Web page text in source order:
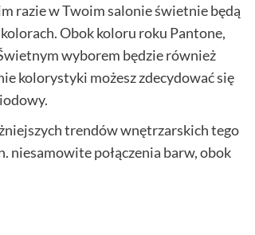
razie w Twoim salonie świetnie będą
Obok koloru roku Pantone,
wyborem będzie również
kolorystyki możesz zdecydować się
trendów wnętrzarskich tego
niesamowite połączenia barw, obok